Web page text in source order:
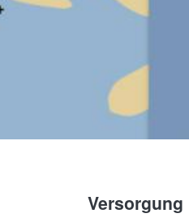
Versorgung